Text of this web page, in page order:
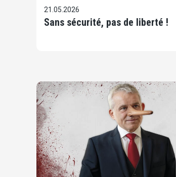
21.05.2026
Sans sécurité, pas de liberté !